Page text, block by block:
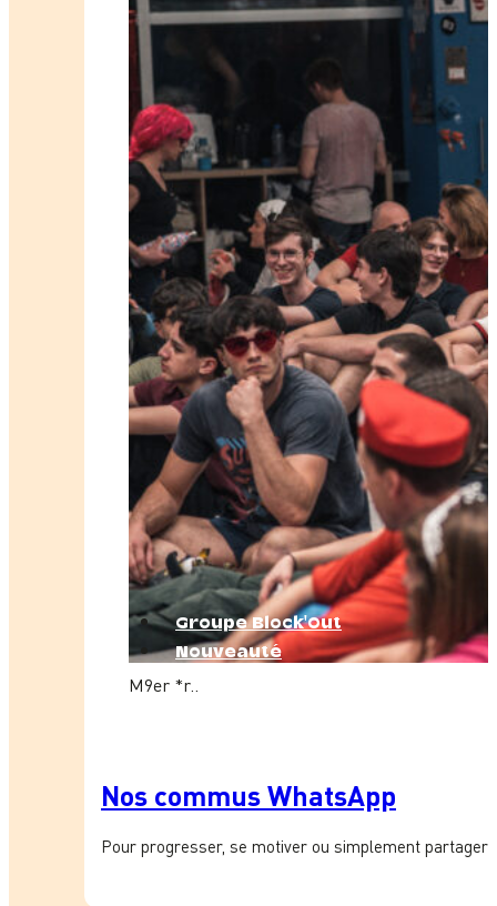
M9er *r..
Groupe Block'Out
Nouveauté
Nos commus WhatsApp
Pour progresser, se motiver ou simplement partager